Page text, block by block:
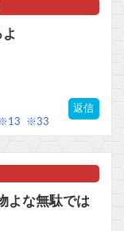
返信
※13 ※33
よな無駄では